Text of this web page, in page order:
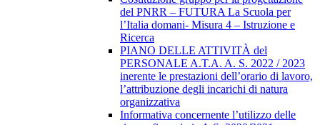
del PNRR – FUTURA La Scuola per
l’Italia domani- Misura 4 – Istruzione e
Ricerca
PIANO DELLE ATTIVITÀ del
PERSONALE A.T.A. A. S. 2022 / 2023
inerente le prestazioni dell’orario di lavoro,
l’attribuzione degli incarichi di natura
organizzativa
Informativa concernente l’utilizzo delle